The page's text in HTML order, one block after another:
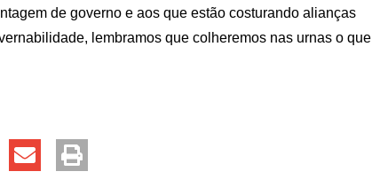
de governo e aos que estão costurando alianças
lembramos que colheremos nas urnas o que